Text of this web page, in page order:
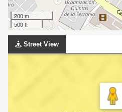
200 m
500 ft
Street View